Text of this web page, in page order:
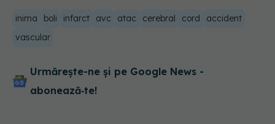
inima boli infarct avc atac cerebral cord
accident
vascular
Urmărește-ne și pe Google News -
abonează‑te!